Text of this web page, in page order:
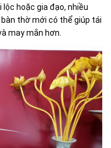
lộc hoặc gia đạo, nhiều
thờ mới có thể giúp tái
may mắn hơn.